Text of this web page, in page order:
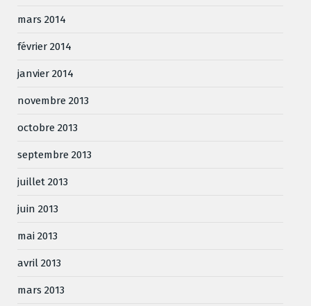
mars 2014
février 2014
janvier 2014
novembre 2013
octobre 2013
septembre 2013
juillet 2013
juin 2013
mai 2013
avril 2013
mars 2013